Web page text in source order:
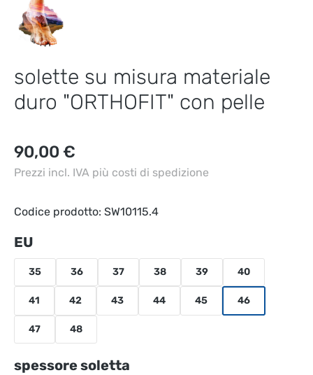
solette su misura materiale
duro "ORTHOFIT" con pelle
Prezzo normale:
90,00 €
Prezzi incl. IVA più costi di spedizione
Codice prodotto: SW10115.4
Seleziona
EU
35 36 37 38 39 40
41 42 43 44 45 46
47 48
Seleziona
spessore soletta